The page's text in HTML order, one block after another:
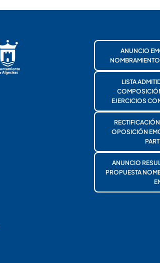
ANUNCIO
LISTA
EJERCICIOS
OPOSICIÓN
ANUNCIO
PROPUESTA